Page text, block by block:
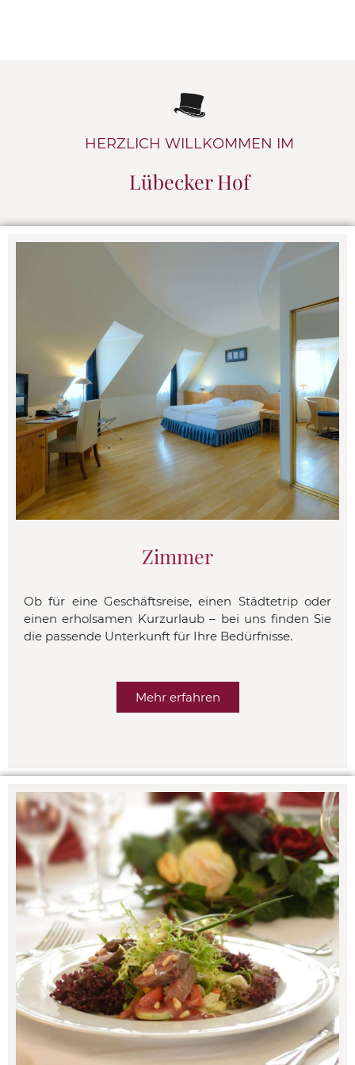
HERZLICH WILLKOMMEN IM
Lübecker Hof
Zimmer
Ob für eine Geschäftsreise, einen Städtetrip oder
einen erholsamen Kurzurlaub – bei uns finden Sie
die passende Unterkunft für Ihre Bedürfnisse.
Mehr erfahren